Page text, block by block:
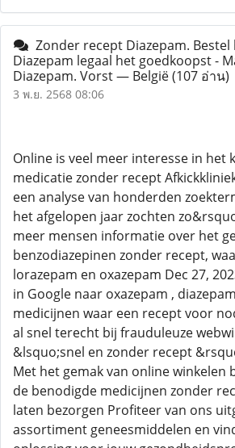
Zonder recept Diazepam.
Diazepam legaal het goedkoopst -
Diazepam. Vorst — België(107 อ่าน)
3 พ.ย. 2568 08:06
Online is veel meer interesse in het
medicatie zonder recept
een analyse van honderden
het afgelopen jaar zochten
meer mensen informatie over het
benzodiazepinen zonder recept,
lorazepam en oxazepam Dec 27,
in Google naar oxazepam ,
medicijnen waar een recept voor
al snel terecht bij frauduleuze
&lsquo;snel en zonder recept
Met het gemak van online winkelen
de benodigde medicijnen zonder
laten bezorgen Profiteer van ons
assortiment geneesmiddelen en